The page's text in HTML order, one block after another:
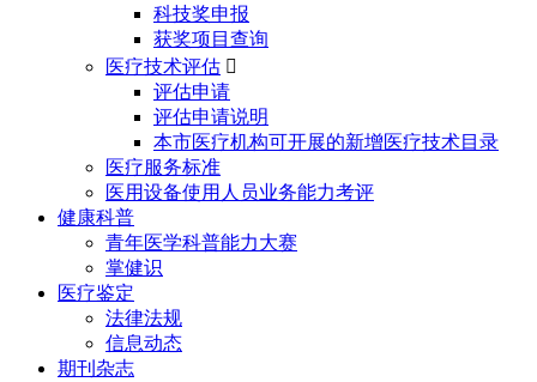
科技奖申报
获奖项目查询
医疗技术评估 
评估申请
评估申请说明
本市医疗机构可开展的新增医疗技术目录
医疗服务标准
医用设备使用人员业务能力考评
健康科普
青年医学科普能力大赛
掌健识
医疗鉴定
法律法规
信息动态
期刊杂志